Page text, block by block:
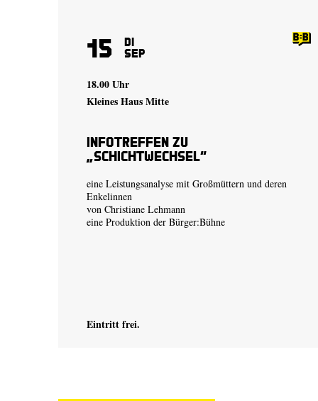
15 Di
Sep
18.00 Uhr
Kleines Haus Mitte
Infotreffen zu
„Schichtwechsel“
eine Leistungsanalyse mit Großmüttern und deren
Enkelinnen
von Christiane Lehmann
eine Produktion der Bürger:Bühne
Eintritt frei.